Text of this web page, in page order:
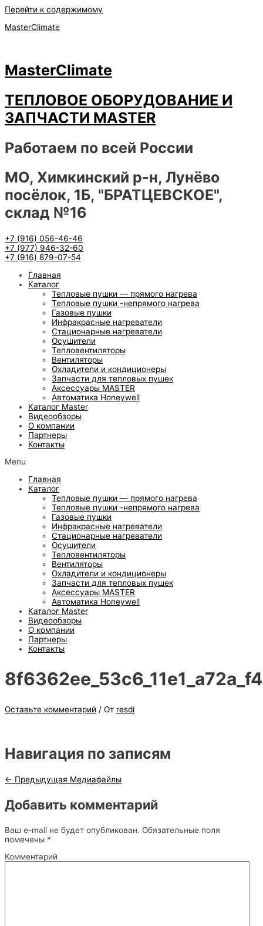
Перейти к содержимому
MasterClimate
MasterClimate
ТЕПЛОВОЕ ОБОРУДОВАНИЕ И
ЗАПЧАСТИ MASTER
Работаем по всей России
МО, Химкинский р-н, Лунёво
посёлок, 1Б, "БРАТЦЕВСКОЕ",
склад №16
+7 (916) 056-46-46
+7 (977) 946-32-60
+7 (916) 879-07-54
Главная
Каталог
Тепловые пушки — прямого нагрева
Тепловые пушки -непрямого нагрева
Газовые пушки
Инфракрасные нагреватели
Стационарные нагреватели
Осушители
Тепловентиляторы
Вентиляторы
Охладители и кондиционеры
Запчасти для тепловых пушек
Аксессуары MASTER
Автоматика Honeywell
Каталог Master
Видеообзоры
О компании
Партнеры
Контакты
Menu
Главная
Каталог
Тепловые пушки — прямого нагрева
Тепловые пушки -непрямого нагрева
Газовые пушки
Инфракрасные нагреватели
Стационарные нагреватели
Осушители
Тепловентиляторы
Вентиляторы
Охладители и кондиционеры
Запчасти для тепловых пушек
Аксессуары MASTER
Автоматика Honeywell
Каталог Master
Видеообзоры
О компании
Партнеры
Контакты
Оставьте комментарий / От resdi
Навигация по записям
← Предыдущая Медиафайлы
Добавить комментарий
Ваш e-mail не будет опубликован. Обязательные поля
помечены *
Комментарий